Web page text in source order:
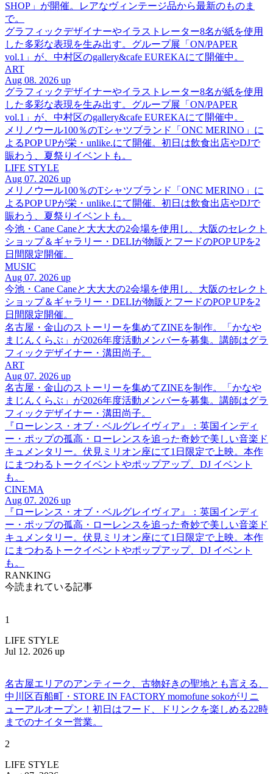
SHOP」が開催。レアなヴィンテージ品から最新のものま
で。
グラフィックデザイナーやイラストレーター8名が紙を使用
した多彩な表現を生み出す。グループ展「ON/PAPER
vol.1」が、中村区のgallery&cafe EUREKAにて開催中。
ART
Aug 08. 2026 up
グラフィックデザイナーやイラストレーター8名が紙を使用
した多彩な表現を生み出す。グループ展「ON/PAPER
vol.1」が、中村区のgallery&cafe EUREKAにて開催中。
メリノウール100％のTシャツブランド「ONC MERINO」に
よるPOP UPが栄・unlike.にて開催。初日は飲食出店やDJで
賑わう、夏祭りイベントも。
LIFE STYLE
Aug 07. 2026 up
メリノウール100％のTシャツブランド「ONC MERINO」に
よるPOP UPが栄・unlike.にて開催。初日は飲食出店やDJで
賑わう、夏祭りイベントも。
今池・Cane Caneと大大大の2会場を使用し、大阪のセレクト
ショップ＆ギャラリー・DELIが物販とフードのPOP UPを2
日間限定開催。
MUSIC
Aug 07. 2026 up
今池・Cane Caneと大大大の2会場を使用し、大阪のセレクト
ショップ＆ギャラリー・DELIが物販とフードのPOP UPを2
日間限定開催。
名古屋・金山のストーリーを集めてZINEを制作。「かなや
まじんくらぶ」が2026年度活動メンバーを募集。講師はグラ
フィックデザイナー・溝田尚子。
ART
Aug 07. 2026 up
名古屋・金山のストーリーを集めてZINEを制作。「かなや
まじんくらぶ」が2026年度活動メンバーを募集。講師はグラ
フィックデザイナー・溝田尚子。
『ローレンス・オブ・ベルグレイヴィア』：英国インディ
ー・ポップの孤高・ローレンスを追った奇妙で美しい音楽ド
キュメンタリー。伏見ミリオン座にて1日限定で上映。本作
にまつわるトークイベントやポップアップ、DJ イベント
も。
CINEMA
Aug 07. 2026 up
『ローレンス・オブ・ベルグレイヴィア』：英国インディ
ー・ポップの孤高・ローレンスを追った奇妙で美しい音楽ド
キュメンタリー。伏見ミリオン座にて1日限定で上映。本作
にまつわるトークイベントやポップアップ、DJ イベント
も。
RANKING
今読まれている記事
1
LIFE STYLE
Jul 12. 2026 up
名古屋エリアのアンティーク、古物好きの聖地とも言える、
中川区百船町・STORE IN FACTORY momofune sokoがリニ
ューアルオープン！初日はフード、ドリンクを楽しめる22時
までのナイター営業。
2
LIFE STYLE